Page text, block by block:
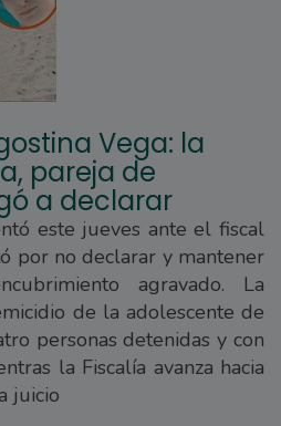
Vega: la
pareja de
a declarar
este jueves ante el fiscal
por no declarar y mantener
agravado. La
de la adolescente de
personas detenidas y con
la Fiscalía avanza hacia
juicio